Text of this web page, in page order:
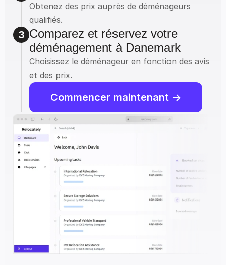
Obtenez des prix auprès de déménageurs
qualifiés.
3 Comparez et réservez votre
déménagement à Danemark
Choisissez le déménageur en fonction des avis
et des prix.
Commencer maintenant ->